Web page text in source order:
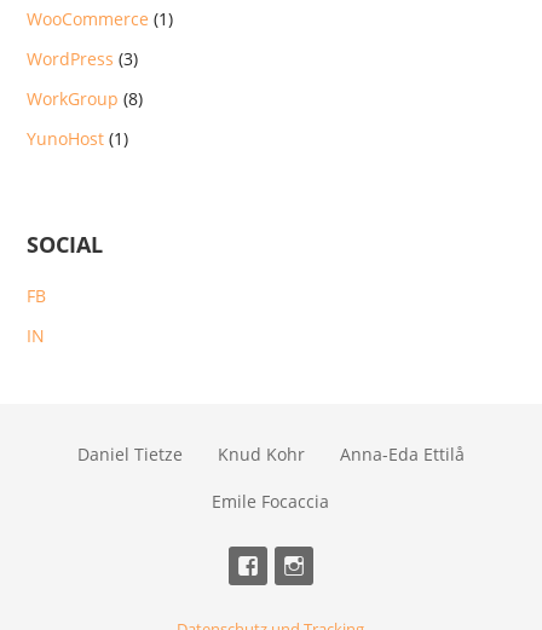
WooCommerce (1)
WordPress (3)
WorkGroup (8)
YunoHost (1)
SOCIAL
FB
IN
Daniel Tietze Knud Kohr Anna-Eda Ettilå
Emile Focaccia